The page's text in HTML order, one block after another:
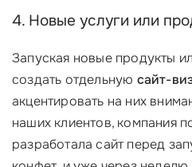
4. Новые услуги или
Запуская новые продукты
создать отдельную сайт-
акцентировать на них
наших клиентов, компания
разработала сайт перед